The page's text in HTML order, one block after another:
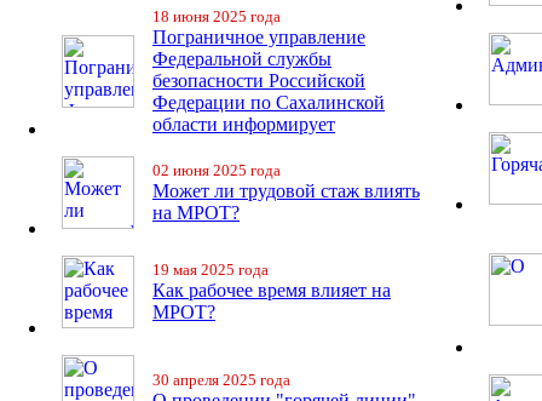
18 июня 2025 года
Пограничное управление
Федеральной службы
безопасности Российской
Федерации по Сахалинской
области информирует
02 июня 2025 года
Может ли трудовой стаж влиять
на МРОТ?
19 мая 2025 года
Как рабочее время влияет на
МРОТ?
30 апреля 2025 года